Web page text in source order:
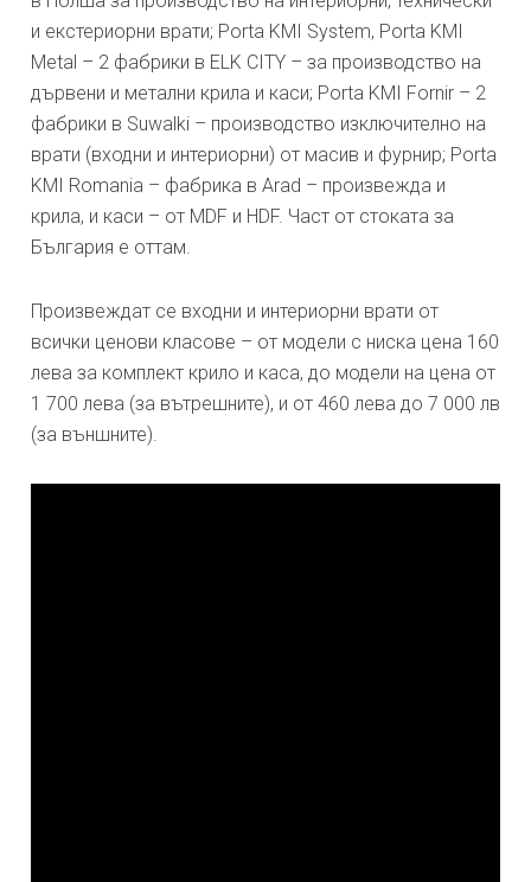
и екстериорни врати; Porta KMI System, Porta KMI
Metal – 2 фабрики в ELK CITY – за производство на
дървени и метални крила и каси; Porta KMI Fornir – 2
фабрики в Suwalki – производство изключително на
врати (входни и интериорни) от масив и фурнир; Porta
KMI Romania – фабрика в Arad – произвежда и
крила, и каси – от MDF и HDF. Част от стоката за
България е оттам.
Произвеждат се входни и интериорни врати от
всички ценови класове – от модели с ниска цена 160
лева за комплект крило и каса, до модели на цена от
1 700 лева (за вътрешните), и от 460 лева до 7 000 лв
(за външните).